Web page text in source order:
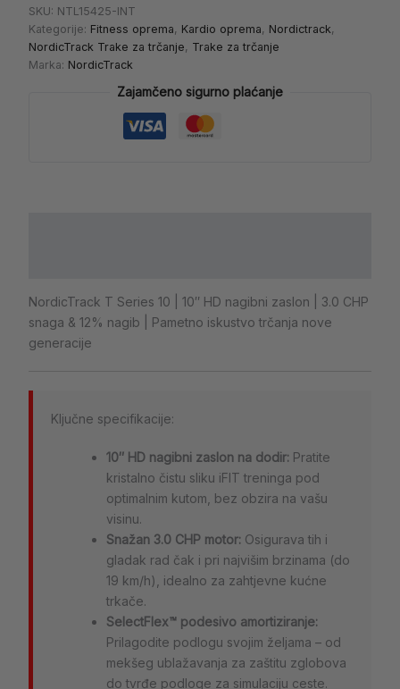
SKU: NTL15425-INT
Kategorije: Fitness oprema, Kardio oprema, Nordictrack,
NordicTrack Trake za trčanje, Trake za trčanje
Marka: NordicTrack
Zajamčeno sigurno plaćanje
NordicTrack T Series 10 | 10″ HD nagibni zaslon | 3.0 CHP
snaga & 12% nagib | Pametno iskustvo trčanja nove
generacije
Ključne specifikacije:
10″ HD nagibni zaslon na dodir: Pratite
kristalno čistu sliku iFIT treninga pod
optimalnim kutom, bez obzira na vašu
visinu.
Snažan 3.0 CHP motor: Osigurava tih i
gladak rad čak i pri najvišim brzinama (do
19 km/h), idealno za zahtjevne kućne
trkače.
SelectFlex™ podesivo amortiziranje:
Prilagodite podlogu svojim željama – od
mekšeg ublažavanja za zaštitu zglobova
do tvrđe podloge za simulaciju ceste.